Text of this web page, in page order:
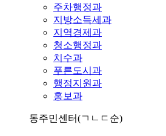
주차행정과
지방소득세과
지역경제과
청소행정과
치수과
푸른도시과
행정지원과
홍보과
동주민센터(ㄱㄴㄷ순)